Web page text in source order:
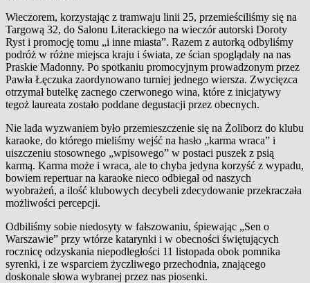
Wieczorem, korzystając z tramwaju linii 25, przemieściliśmy się na
Targową 32, do Salonu Literackiego na wieczór autorski Doroty
Ryst i promocję tomu „i inne miasta”. Razem z autorką odbyliśmy
podróż w różne miejsca kraju i świata, ze ścian spoglądały na nas
Praskie Madonny. Po spotkaniu promocyjnym prowadzonym przez
Pawła Łęczuka zaordynowano turniej jednego wiersza. Zwycięzca
otrzymał butelkę zacnego czerwonego wina, które z inicjatywy
tegoż laureata zostało poddane degustacji przez obecnych.
Nie lada wyzwaniem było przemieszczenie się na Żoliborz do klubu
karaoke, do którego mieliśmy wejść na hasło „karma wraca” i
uiszczeniu stosownego „wpisowego” w postaci puszek z psią
karmą. Karma może i wraca, ale to chyba jedyna korzyść z wypadu,
bowiem repertuar na karaoke nieco odbiegał od naszych
wyobrażeń, a ilość klubowych decybeli zdecydowanie przekraczała
możliwości percepcji.
Odbiliśmy sobie niedosyty w fałszowaniu, śpiewając „Sen o
Warszawie” przy wtórze katarynki i w obecności świętujących
rocznicę odzyskania niepodległości 11 listopada obok pomnika
syrenki, i ze wsparciem życzliwego przechodnia, znającego
doskonale słowa wybranej przez nas piosenki.